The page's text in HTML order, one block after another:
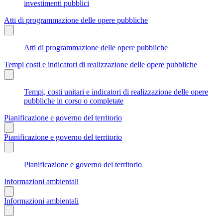
investimenti pubblici
Atti di programmazione delle opere pubbliche
Atti di programmazione delle opere pubbliche
Tempi costi e indicatori di realizzazione delle opere pubbliche
Tempi, costi unitari e indicatori di realizzazione delle opere
pubbliche in corso o completate
Pianificazione e governo del territorio
Pianificazione e governo del territorio
Pianificazione e governo del territorio
Informazioni ambientali
Informazioni ambientali